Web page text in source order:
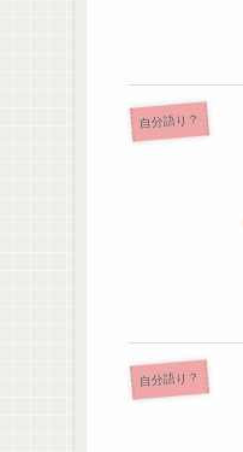
自分語り？
自分語り？